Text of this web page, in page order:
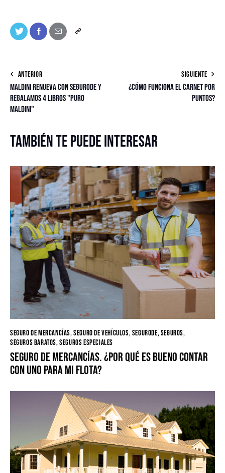
ANTERIOR
Maldini renueva con SeguroDe y
regalamos 4 libros "Puro
Maldini"
SIGUIENTE
¿Cómo funciona el Carnet por
Puntos?
También te puede interesar
SEGURO DE MERCANCÍAS,SEGURO DE VEHÍCULOS,SEGURODE,SEGUROS,
SEGUROS BARATOS,SEGUROS ESPECIALES
Seguro de mercancías. ¿Por qué es bueno contar
con uno para mi flota?